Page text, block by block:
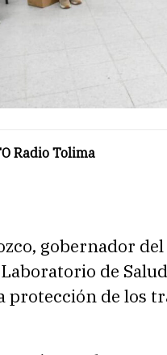
Radio Tolima
gobernador
de
protección de los